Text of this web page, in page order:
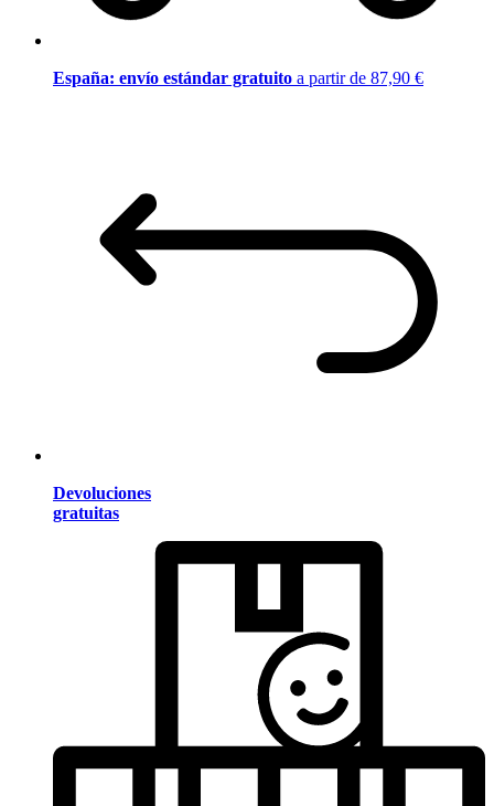
España: envío estándar gratuito a partir de 87,90 €
Devoluciones
gratuitas